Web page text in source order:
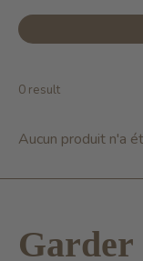
0 result
Aucun produit n'a
Garder